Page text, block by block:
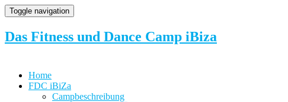
Toggle navigation
Das Fitness und Dance Camp iBiza
Home
FDC iBiZa
Campbeschreibung